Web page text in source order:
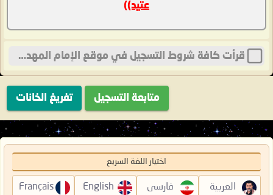
عتيد))
قرأت كافة شروط التسجيل في موقع الإمام المهدي المنتظر ناصر محمد اليماني، منتديات البشرى الإسلامية والنبإ العظيم ، وأوافق بالإلتزام بما جاء فيها .
اختيار اللغة السريع
العربية فارسی English
Français